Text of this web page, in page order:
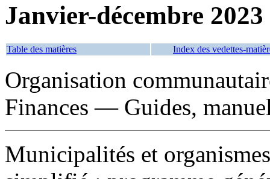
Janvier-décembre 2023
Table des matières Index des vedettes-
Organisation
Finances — Guides,
Municipalités et